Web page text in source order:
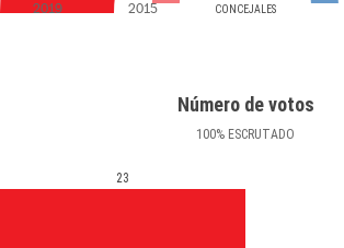
CONCEJALES
2019 2015
Número de votos
100% ESCRUTADO
23